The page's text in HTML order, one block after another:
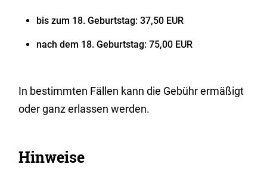
bis zum 18. Geburtstag: 37,50 EUR
nach dem 18. Geburtstag: 75,00 EUR
In bestimmten Fällen kann die Gebühr ermäßigt
oder ganz erlassen werden.
Hinweise